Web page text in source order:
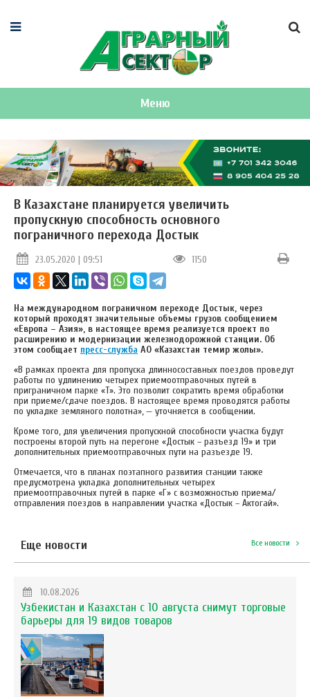
Меню
В Казахстане планируется увеличить
пропускную способность основного
пограничного перехода Достык
23.05.2020 | 09:51 1150
На международном пограничном переходе Достык, через
который проходят значительные объемы грузов сообщением
«Европа – Азия», в настоящее время реализуется проект по
расширению и модернизации железнодорожной станции. Об
этом сообщает пресс-служба АО «Казахстан темир жолы».
«В рамках проекта для пропуска длинносоставных поездов проведут
работы по удлинению четырех приемоотправочных путей в
приграничном парке «Т». Это позволит сократить время обработки
при приеме/сдаче поездов. В настоящее время проводятся работы
по укладке земляного полотна», — уточняется в сообщении.
Кроме того, для увеличения пропускной способности участка будут
построены второй путь на перегоне «Достык – разъезд 19» и три
дополнительных приемоотправочных пути на разъезде 19.
Отмечается, что в планах поэтапного развития станции также
предусмотрена укладка дополнительных четырех
приемоотправочных путей в парке «Г» с возможностью приема/
отправления поездов в направлении участка «Достык – Актогай».
Еще новости Все новости
10.08.2026
Узбекистан и Казахстан с 10 августа снимут торговые
барьеры для 19 видов товаров